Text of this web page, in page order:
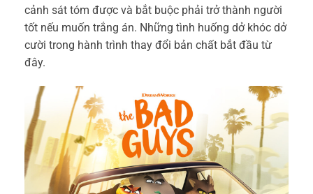
cảnh sát tóm được và bắt buộc phải trở thành người
tốt nếu muốn trắng án. Những tình huống dở khóc dở
cười trong hành trình thay đổi bản chất bắt đầu từ
đây.